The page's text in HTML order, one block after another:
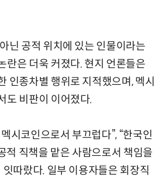
닌 공적 위치에 있는 인물이라는
란은 더욱 커졌다. 현지 언론들은
인종차별 행위로 지적했으며, 멕시
도 비판이 이어졌다.
시코인으로서 부끄럽다”, “한국인
적 직책을 맡은 사람으로서 책임을
잇따랐다. 일부 이용자들은 회장직